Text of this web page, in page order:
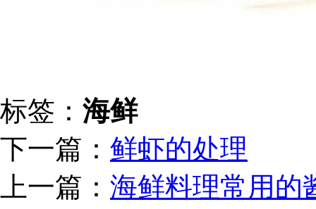
标签： 海鲜
下一篇： 鲜虾的处理
上一篇： 海鲜料理常用的